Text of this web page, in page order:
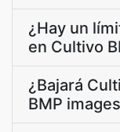
¿Hay un
en Cultivo
¿Bajará
BMP